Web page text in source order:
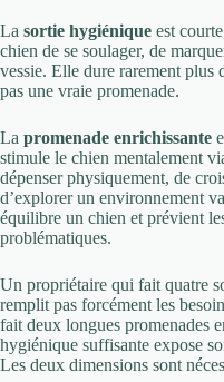
La sortie hygiénique est
chien de se soulager, de
vessie. Elle dure rarement plus
pas une vraie promenade.
La promenade enrichissante
stimule le chien mentalement
dépenser physiquement, de
d’explorer un environnement
équilibre un chien et prévient
problématiques.
Un propriétaire qui fait quatre
remplit pas forcément les
fait deux longues promenades
hygiénique suffisante expose
Les deux dimensions sont